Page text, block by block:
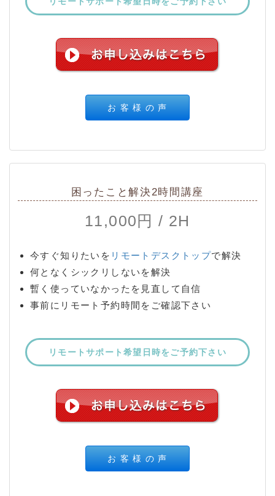
お 客 様 の 声
困ったこと解決2時間講座
11,000円 / 2H
今すぐ知りたいを リモートデスクトップで解決
何となくシックリしないを解決
暫く使っていなかったを見直して自信
事前にリモート予約時間をご確認下さい
リモートサポート希望日時をご予約下さい
お 客 様 の 声